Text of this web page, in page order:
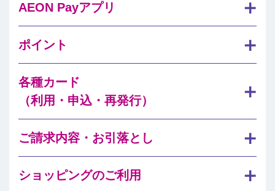
AEON Payアプリ
ポイント
各種カード
（利用・申込・再発行）
ご請求内容・お引落とし
ショッピングのご利用